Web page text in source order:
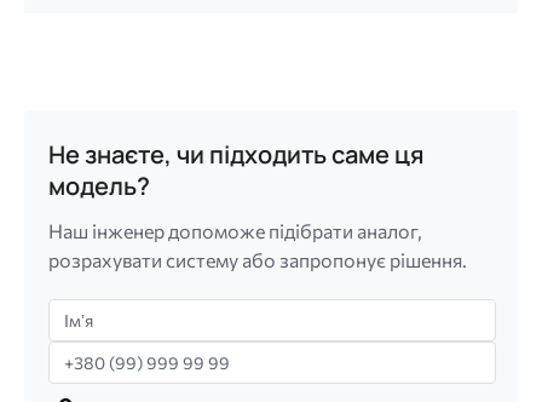
Не знаєте, чи підходить саме ця
модель?
Наш інженер допоможе підібрати аналог,
розрахувати систему або запропонує рішення.
Імʼя
Телефон